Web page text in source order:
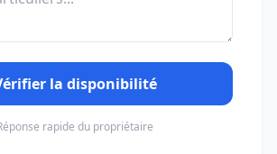
la disponibilité
rapide du propriétaire